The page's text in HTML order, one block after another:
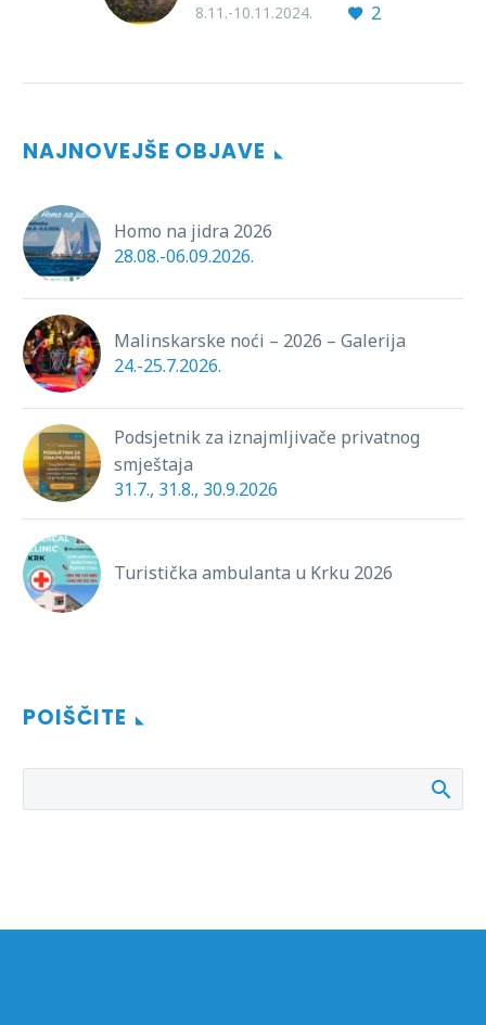
2
8.11.-10.11.2024.
NAJNOVEJŠE OBJAVE
Homo na jidra 2026
28.08.-06.09.2026.
Malinskarske noći – 2026 – Galerija
24.-25.7.2026.
Podsjetnik za iznajmljivače privatnog
smještaja
31.7., 31.8., 30.9.2026
Turistička ambulanta u Krku 2026
POIŠČITE